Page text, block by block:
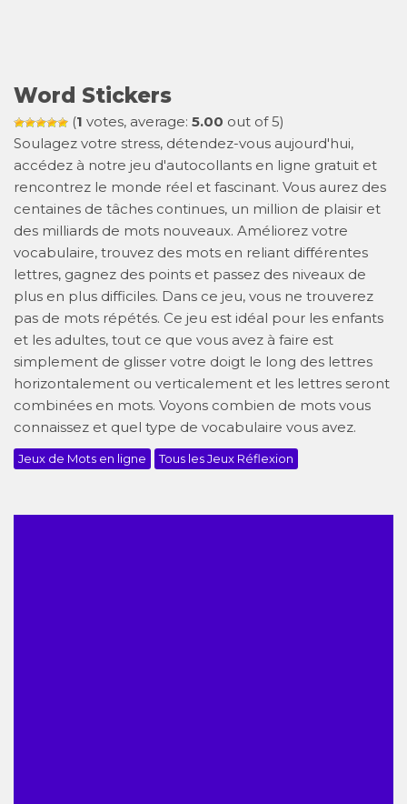
Word Stickers
(1 votes, average: 5.00 out of 5)
Soulagez votre stress, détendez-vous aujourd'hui,
accédez à notre jeu d'autocollants en ligne gratuit et
rencontrez le monde réel et fascinant. Vous aurez des
centaines de tâches continues, un million de plaisir et
des milliards de mots nouveaux. Améliorez votre
vocabulaire, trouvez des mots en reliant différentes
lettres, gagnez des points et passez des niveaux de
plus en plus difficiles. Dans ce jeu, vous ne trouverez
pas de mots répétés. Ce jeu est idéal pour les enfants
et les adultes, tout ce que vous avez à faire est
simplement de glisser votre doigt le long des lettres
horizontalement ou verticalement et les lettres seront
combinées en mots. Voyons combien de mots vous
connaissez et quel type de vocabulaire vous avez.
Jeux de Mots en ligne Tous les Jeux Réflexion